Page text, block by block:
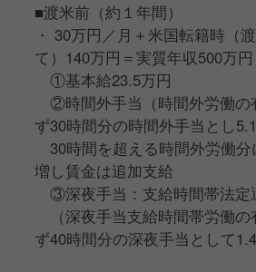
発揮していただきます。
■店舗について
店舗エリアはニューヨークやロサ
スなどを予定。
コースのみの提供、14席(予定)の
ります。
メニューは大将・親方が監修し、
使っているものと出来る限り同じ
忠実に再現していきます。
■渡米前（約１年間）
・ 30万円／月＋米国転籍時（
て）140万円＝実質年収500万円
①基本給23.5万円
②時間外手当（時間外労働の
ず30時間分の時間外手当とし5.1
30時間を超える時間外労働分
増し賃金は追加支給
③深夜手当：支給時間帯法定
（深夜手当支給時間帯労働の
ず40時間分の深夜手当として1.4